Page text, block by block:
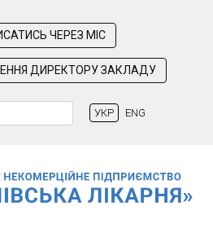
ЧЕРЕЗ МІС
ДИРЕКТОРУ ЗАКЛАДУ
УКР ENG